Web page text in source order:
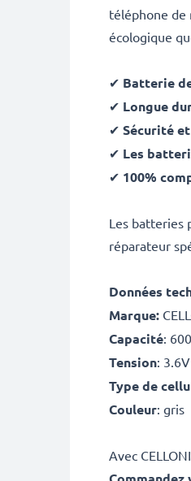
téléphone de
écologique
✔ Batterie
✔ Longue
✔ Sécurité
✔ Les
✔ 100%
Les batteries
réparateur
Données
Marque:
Capacité:
Tension:
Type de
Couleur: gris
Avec